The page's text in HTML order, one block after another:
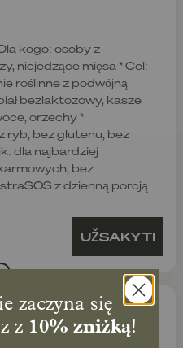
kogo: osoby z
niejedzące mięsa * Cel:
roślinne z podwójną
bezlaktozowy, kasze
orzechy *
ryb, bez glutenu, bez
dla najbardziej
bez
z dzienną porcją
UŽSAKYTI
bez laktozy
zaczyna się
z 10% zniżką!